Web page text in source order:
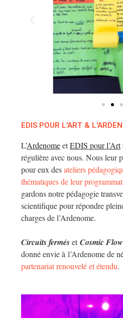
EDIS POUR L'ART &
L’ArdenomeetEDIS pour l’Art
régulière avec nous. Nous leur
pour eux desateliers
thématiques de leur
gardons notre pédagogie
scientifique pour répondre
charges de l’Ardenome.
Circuits fermésetCosmic Flow
donné envie à l’Ardenome de
partenariat renouvelé et étendu.